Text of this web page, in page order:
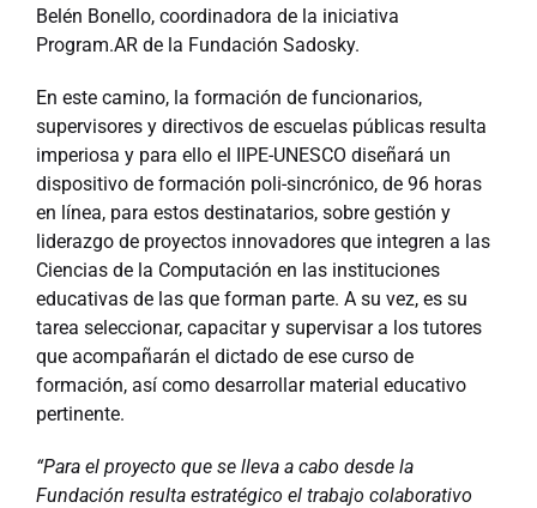
Belén Bonello, coordinadora de la iniciativa
Program.AR de la Fundación Sadosky.
En este camino, la formación de funcionarios,
supervisores y directivos de escuelas públicas resulta
imperiosa y para ello el IIPE-UNESCO diseñará un
dispositivo de formación poli-sincrónico, de 96 horas
en línea, para estos destinatarios, sobre gestión y
liderazgo de proyectos innovadores que integren a las
Ciencias de la Computación en las instituciones
educativas de las que forman parte. A su vez, es su
tarea seleccionar, capacitar y supervisar a los tutores
que acompañarán el dictado de ese curso de
formación, así como desarrollar material educativo
pertinente.
“Para el proyecto que se lleva a cabo desde la
Fundación resulta estratégico el trabajo colaborativo